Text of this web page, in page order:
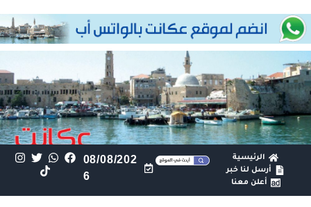
الرئيسية
أرسل لنا خبر
أعلن معنا
08/08/202
6